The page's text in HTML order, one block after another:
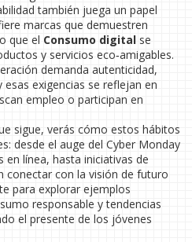
también juega un papel
marcas que demuestren
que el Consumo digital se
y servicios eco‑amigables.
demanda autenticidad,
exigencias se reflejan en
empleo o participan en
sigue, verás cómo estos hábitos
desde el auge del Cyber Monday
línea, hasta iniciativas de
conectar con la visión de futuro
para explorar ejemplos
responsable y tendencias
el presente de los jóvenes